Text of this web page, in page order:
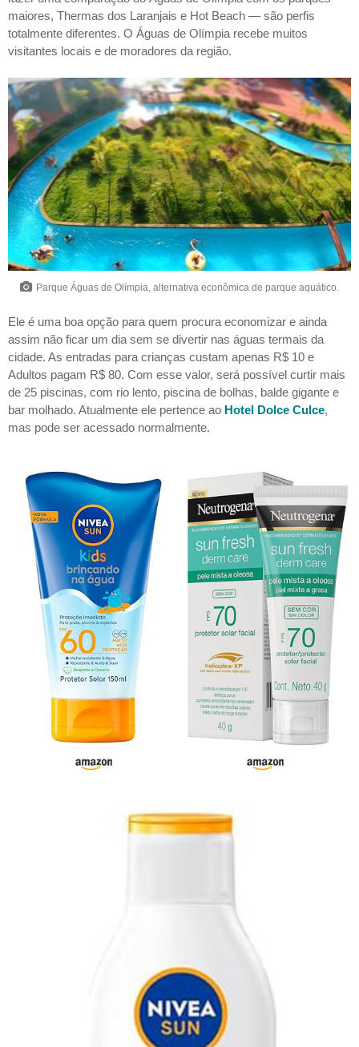
maiores, Thermas dos Laranjais e Hot Beach — são perfis
totalmente diferentes. O Águas de Olímpia recebe muitos
visitantes locais e de moradores da região.
Parque Águas de Olímpia, alternativa econômica de parque aquático.
Ele é uma boa opção para quem procura economizar e ainda
assim não ficar um dia sem se divertir nas águas termais da
cidade. As entradas para crianças custam apenas R$ 10 e
Adultos pagam R$ 80. Com esse valor, será possível curtir mais
de 25 piscinas, com rio lento, piscina de bolhas, balde gigante e
bar molhado. Atualmente ele pertence ao Hotel Dolce Culce,
mas pode ser acessado normalmente.